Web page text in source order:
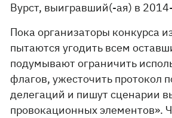
Вурст, выигравший(-ая) в
Пока организаторы конкурса
пытаются угодить всем
подумывают ограничить
флагов, ужесточить протокол
делегаций и пишут сценарии
провокационных элементов».